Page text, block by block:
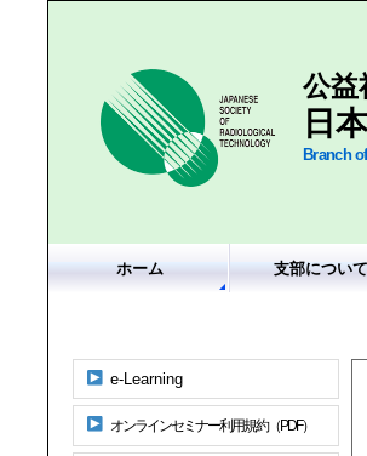
公益
日
Branch
ホーム 支部について
e-Learning
オンラインセミナー利用規約（PDF）